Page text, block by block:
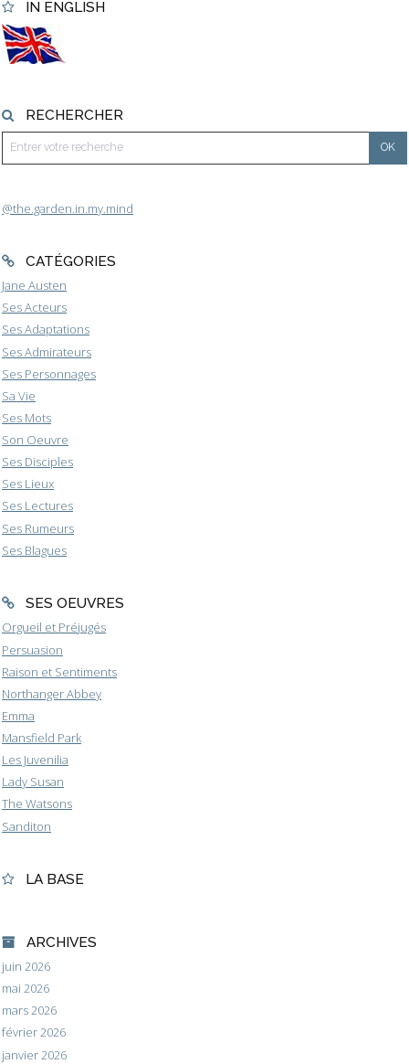
IN ENGLISH
RECHERCHER
@the.garden.in.my.mind
CATÉGORIES
Jane Austen
Ses Acteurs
Ses Adaptations
Ses Admirateurs
Ses Personnages
Sa Vie
Ses Mots
Son Oeuvre
Ses Disciples
Ses Lieux
Ses Lectures
Ses Rumeurs
Ses Blagues
SES OEUVRES
Orgueil et Préjugés
Persuasion
Raison et Sentiments
Northanger Abbey
Emma
Mansfield Park
Les Juvenilia
Lady Susan
The Watsons
Sanditon
LA BASE
ARCHIVES
juin 2026
mai 2026
mars 2026
février 2026
janvier 2026